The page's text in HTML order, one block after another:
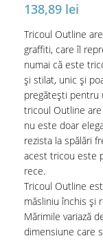
138,89 lei
Tricoul Outline
graffiti, care îl
numai că este
și stilat, unic și
pregătești pentru
tricoul Outline
nu este doar
rezista la spălări
acest tricou este
rece.
Tricoul Outline
măsliniu închis și
Mărimile variază
dimensiune care